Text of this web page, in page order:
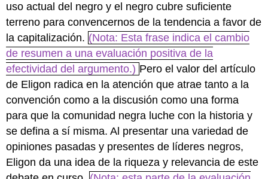
uso actual del negro y el negro cubre suficiente
terreno para convencernos de la tendencia a favor de
la capitalización. (Nota: Esta frase indica el cambio
de resumen a una evaluación positiva de la
efectividad del argumento.) Pero el valor del artículo
de Eligon radica en la atención que atrae tanto a la
convención como a la discusión como una forma
para que la comunidad negra luche con la historia y
se defina a sí misma. Al presentar una variedad de
opiniones pasadas y presentes de líderes negros,
Eligon da una idea de la riqueza y relevancia de este